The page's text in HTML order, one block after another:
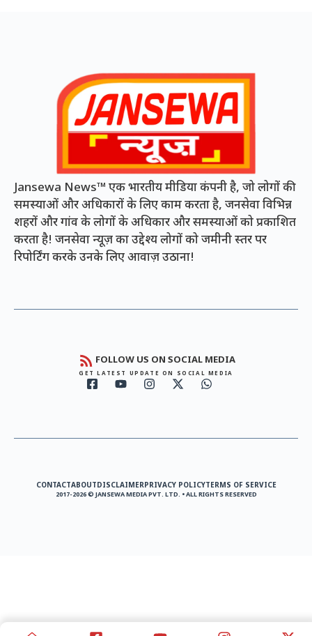
Jansewa News™ एक भारतीय मीडिया कंपनी है, जो लोगों की
समस्याओं और अधिकारों के लिए काम करता है, जनसेवा विभिन्न
शहरों और गांव के लोगों के अधिकार और समस्याओं को प्रकाशित
करता है! जनसेवा न्यूज़ का उद्देश्य लोगों को जमीनी स्तर पर
रिपोर्टिंग करके उनके लिए आवाज़ उठाना!
FOLLOW US ON SOCIAL MEDIA
GET LATEST UPDATE ON SOCIAL MEDIA
CONTACTABOUTDISCLAIMERPRIVACY POLICYTERMS OF SERVICE
2017-2026 © JANSEWA MEDIA PVT. LTD. • ALL RIGHTS RESERVED